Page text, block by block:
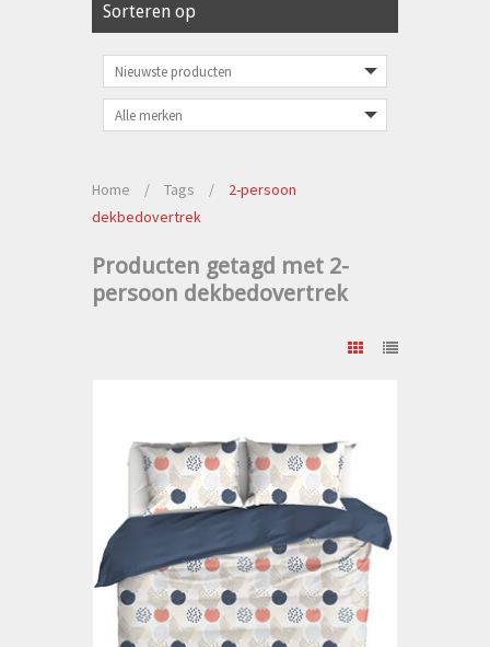
Sorteren op
Home / Tags /
2-persoon
dekbedovertrek
Producten getagd met 2-
persoon dekbedovertrek